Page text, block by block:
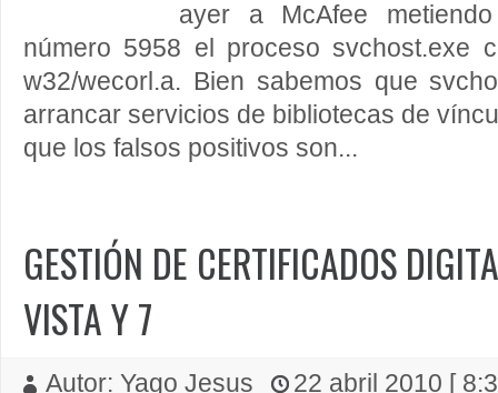
ayer a McAfee
número 5958 el proceso svchost.exe
w32/wecorl.a. Bien sabemos que
arrancar servicios de bibliotecas de
que los falsos positivos son...
GESTIÓN DE CERTIFICADOS
VISTA Y 7
Autor: Yago Jesus
22 abril 2010 [